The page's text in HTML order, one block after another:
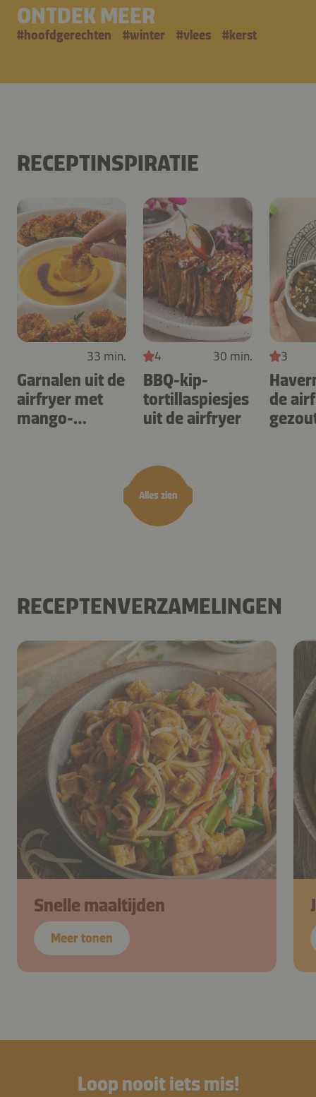
ONTDEK MEER
#hoofdgerechten #winter #vlees #kerst
RECEPTINSPIRATIE
Alles zien
33 min.
Garnalen uit de
airfryer met
mango-
4 30 min.
BBQ-kip-
tortillaspiesjes
uit de airfryer
3
de
RECEPTENVERZAMELINGEN
Snelle maaltijden
Meer tonen
Loop nooit iets mis!